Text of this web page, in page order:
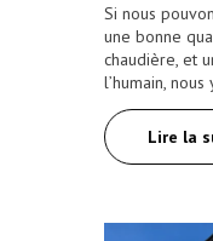
Si nous
une bonne
chaudière, et
l’humain,
Lire la